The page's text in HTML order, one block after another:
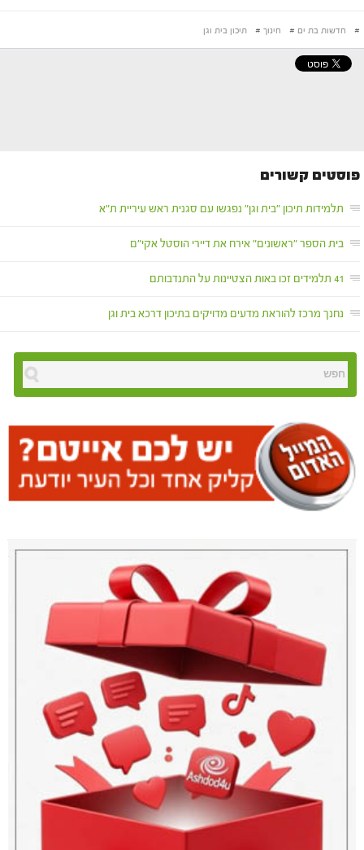
# חדשות בת ים # חינוך # תיכון בית וגן
פוסטים קשורים
תלמידות תיכון "בית וגן" נפגשו עם סגנית ראש עיריית ת"א
בית הספר "ראשונים" אירח את דיירי הוסטל אקי"ם
41 תלמידים זכו באות הצטיינות על התנדבותם
נחנך מרכז להוראת מדעים מדויקים בתיכון דרכא בית וגן